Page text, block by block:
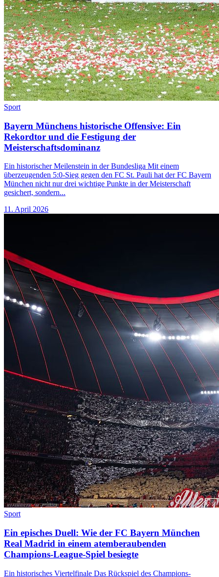
Sport
Bayern Münchens historische Offensive: Ein
Rekordtor und die Festigung der
Meisterschaftsdominanz
Ein historischer Meilenstein in der Bundesliga Mit einem
überzeugenden 5:0-Sieg gegen den FC St. Pauli hat der FC Bayern
München nicht nur drei wichtige Punkte in der Meisterschaft
gesichert, sondern...
11. April 2026
Sport
Ein episches Duell: Wie der FC Bayern München
Real Madrid in einem atemberaubenden
Champions-League-Spiel besiegte
Ein historisches Viertelfinale Das Rückspiel des Champions-